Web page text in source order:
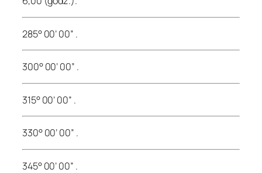
285° 00’ 00” .
300° 00’ 00” .
315° 00’ 00” .
330° 00’ 00” .
345° 00’ 00” .